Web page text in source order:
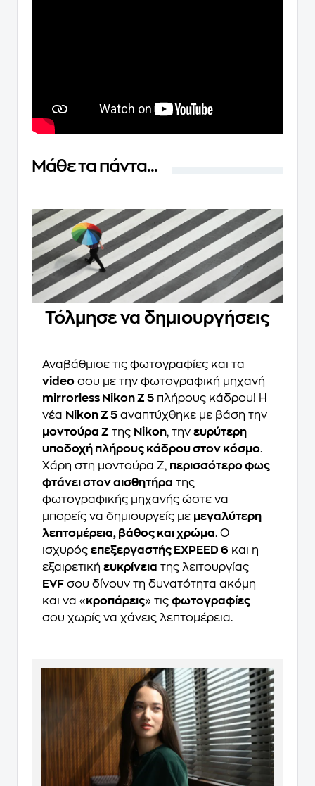
Μάθε τα πάντα...
Τόλμησε να δημιουργήσεις
Αναβάθμισε τις φωτογραφίες και τα
video σου με την φωτογραφική μηχανή
mirrorless Nikon Z 5 πλήρους κάδρου! Η
νέα Nikon Z 5 αναπτύχθηκε με βάση την
μοντούρα Z της Nikon, την ευρύτερη
υποδοχή πλήρους κάδρου στον κόσμο.
Χάρη στη μοντούρα Z, περισσότερο φως
φτάνει στον αισθητήρα της
φωτογραφικής μηχανής ώστε να
μπορείς να δημιουργείς με μεγαλύτερη
λεπτομέρεια, βάθος και χρώμα. Ο
ισχυρός επεξεργαστής EXPEED 6 και η
εξαιρετική ευκρίνεια της λειτουργίας
EVF σου δίνουν τη δυνατότητα ακόμη
και να «κροπάρεις» τις φωτογραφίες
σου χωρίς να χάνεις λεπτομέρεια.